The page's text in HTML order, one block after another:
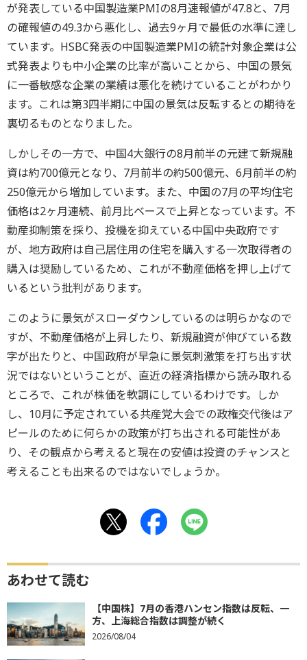
が発表している中国製造業PMIの8月速報値が47.8と、7月
の確報値の49.3から悪化し、過去9ヶ月で最低の水準に達し
ています。HSBC発表の中国製造業PMIの統計対象企業は公
式発表よりも中小企業の比率が高いことから、中国の景気
に一番敏感な企業の業績は悪化を続けていることがわかり
ます。これは第3四半期に中国の景気は反転するとの期待を
裏切るものとなりました。
しかしその一方で、中国4大銀行の8月前半の元建て新規融
資は約700億元となり、7月前半の約500億元、6月前半の約
250億元から増加しています。また、中国の7月の平均住宅
価格は2ヶ月連続、前月比ベースで上昇となっています。不
動産抑制策を採り、投機を抑えている中国中央政府です
が、地方政府は自己居住用の住宅を購入する一次取得者の
購入は奨励しているため、これが不動産価格を押し上げて
いるという批判があります。
このように景気がスローダウンしているのは明らかなので
すが、不動産価格が上昇したり、新規融資が伸びている数
字が出たりと、中国政府が早急に景気刺激策を打ち出す状
況ではないということが、直近の経済指標から読み取れる
ところで、これが株価を軟調にしているわけです。しか
し、10月に予定されている共産党大会での政権交代後はア
ピールのために何らかの政策が打ち出される可能性があ
り、その観点から考えると現在の安値は投資のチャンスと
考えることも出来るのではないでしょうか。
あわせて読む
【中国株】7月の香港ハンセン指数は反転、一
方、上海総合指数は調整が続く
2026/08/04